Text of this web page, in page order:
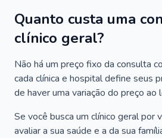
Quanto custa uma
clínico geral?
Não há um preço fixo da consulta
cada clínica e hospital define seus
de haver uma variação do preço ao
Se você busca um clínico geral por
avaliar a sua saúde e a da sua